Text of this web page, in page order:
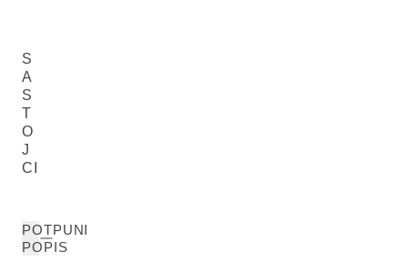
S
A
S
T
O
J
CI
POTPUNI
POPIS